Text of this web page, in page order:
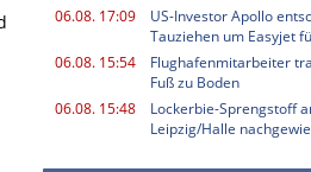
06.08. 17:09
US-Investor Apollo
Tauziehen um Easyjet
06.08. 15:54
Flughafenmitarbeiter
Fuß zu Boden
06.08. 15:48
Lockerbie-Sprengstoff
Leipzig/Halle